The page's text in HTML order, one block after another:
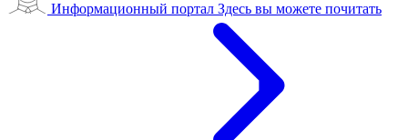
Информационный портал Здесь вы можете почитать